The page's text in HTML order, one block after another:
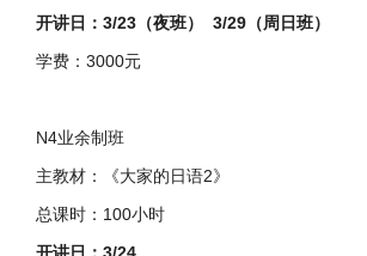
开讲日：3/23（夜班） 3/29（周日班）
学费：3000元
N4业余制班
主教材：《大家的日语2》
总课时：100小时